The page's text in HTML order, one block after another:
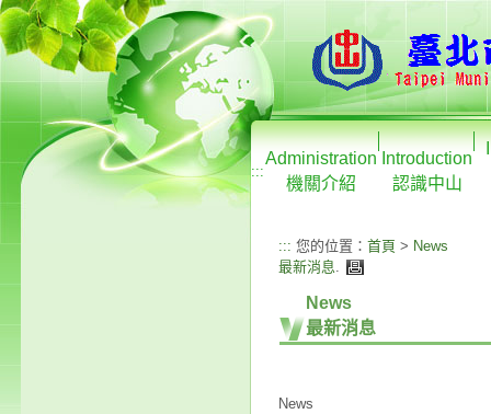
:::
Administration
機關介紹
Introduction
認識中山
::: 您的位置： 首頁 > News
最新消息.
News
最新消息
News